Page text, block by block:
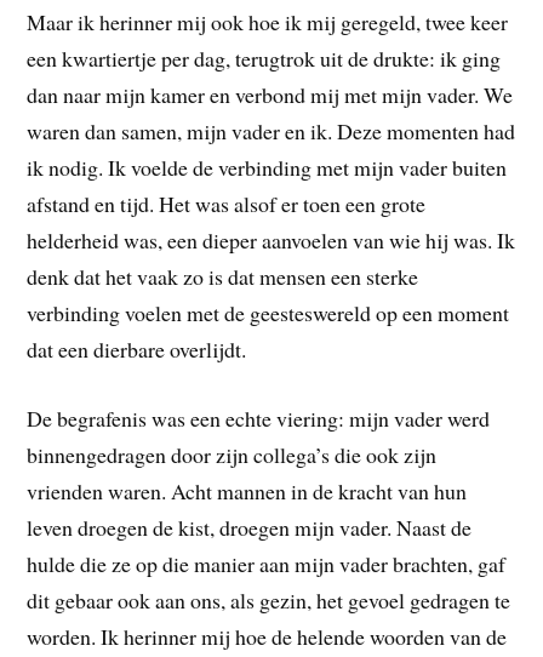
Maar ik herinner mij ook hoe ik mij geregeld, twee keer
een kwartiertje per dag, terugtrok uit de drukte: ik ging
dan naar mijn kamer en verbond mij met mijn vader. We
waren dan samen, mijn vader en ik. Deze momenten had
ik nodig. Ik voelde de verbinding met mijn vader buiten
afstand en tijd. Het was alsof er toen een grote
helderheid was, een dieper aanvoelen van wie hij was. Ik
denk dat het vaak zo is dat mensen een sterke
verbinding voelen met de geesteswereld op een moment
dat een dierbare overlijdt.
De begrafenis was een echte viering: mijn vader werd
binnengedragen door zijn collega’s die ook zijn
vrienden waren. Acht mannen in de kracht van hun
leven droegen de kist, droegen mijn vader. Naast de
hulde die ze op die manier aan mijn vader brachten, gaf
dit gebaar ook aan ons, als gezin, het gevoel gedragen te
worden. Ik herinner mij hoe de helende woorden van de